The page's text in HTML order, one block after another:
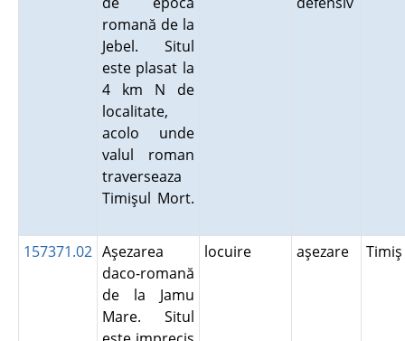
romană de la
Jebel. Situl
este plasat la
4 km N de
localitate,
acolo unde
valul roman
traverseaza
Timişul Mort.
157371.02 Aşezarea
daco-romană
de la Jamu
Mare. Situl
locuire aşezare